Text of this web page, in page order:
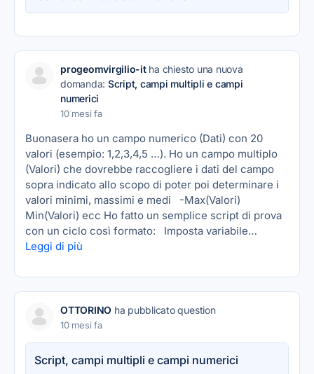
progeomvirgilio-itha chiesto una nuova
domanda: Script, campi multipli e campi
numerici
10 mesi fa
Buonasera ho un campo numerico (Dati) con 20
valori (esempio: 1,2,3,4,5 …). Ho un campo multiplo
(Valori) che dovrebbe raccogliere i dati del campo
sopra indicato allo scopo di poter poi determinare i
valori minimi, massimi e medi -Max(Valori)
Min(Valori) ecc Ho fatto un semplice script di prova
con un ciclo così formato: Imposta variabile…
Leggi di più
OTTORINO ha pubblicato question
10 mesi fa
Script, campi multipli e campi numerici